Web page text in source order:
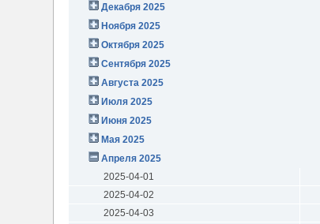
Декабря 2025
Ноября 2025
Октября 2025
Сентября 2025
Августа 2025
Июля 2025
Июня 2025
Мая 2025
Апреля 2025
2025-04-01
2025-04-02
2025-04-03